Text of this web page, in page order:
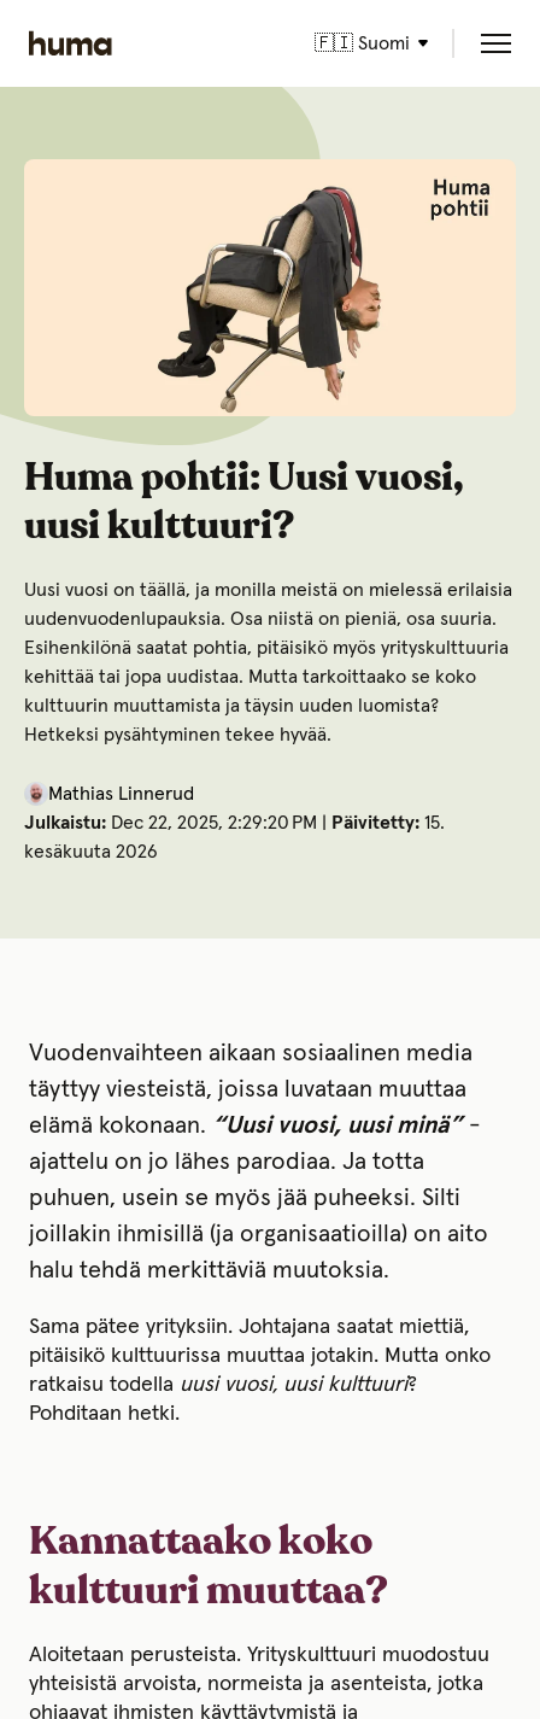
🇫🇮 Suomi
Huma pohtii: Uusi vuosi,
uusi kulttuuri?
Uusi vuosi on täällä, ja monilla meistä on mielessä erilaisia
uudenvuodenlupauksia. Osa niistä on pieniä, osa suuria.
Esihenkilönä saatat pohtia, pitäisikö myös yrityskulttuuria
kehittää tai jopa uudistaa. Mutta tarkoittaako se koko
kulttuurin muuttamista ja täysin uuden luomista?
Hetkeksi pysähtyminen tekee hyvää.
Mathias Linnerud
Julkaistu: Dec 22, 2025, 2:29:20 PM | Päivitetty: 15.
kesäkuuta 2026
Vuodenvaihteen aikaan sosiaalinen media
täyttyy viesteistä, joissa luvataan muuttaa
elämä kokonaan. “Uusi vuosi, uusi minä” -
ajattelu on jo lähes parodiaa. Ja totta
puhuen, usein se myös jää puheeksi. Silti
joillakin ihmisillä (ja organisaatioilla) on aito
halu tehdä merkittäviä muutoksia.
Sama pätee yrityksiin. Johtajana saatat miettiä,
pitäisikö kulttuurissa muuttaa jotakin. Mutta onko
ratkaisu todella uusi vuosi, uusi kulttuuri?
Pohditaan hetki.
Kannattaako koko
kulttuuri muuttaa?
Aloitetaan perusteista. Yrityskulttuuri muodostuu
yhteisistä arvoista, normeista ja asenteista, jotka
ohjaavat ihmisten käyttäytymistä ja